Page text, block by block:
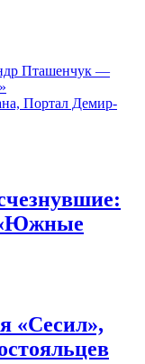
Пташенчук —
Портал Демир-
«Южные
«Сесил»,